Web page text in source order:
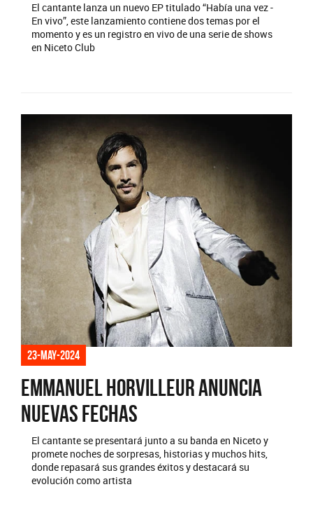
El cantante lanza un nuevo EP titulado “Había una vez -
En vivo”, este lanzamiento contiene dos temas por el
momento y es un registro en vivo de una serie de shows
en Niceto Club
23-may-2024
Emmanuel Horvilleur anuncia
nuevas fechas
El cantante se presentará junto a su banda en Niceto y
promete noches de sorpresas, historias y muchos hits,
donde repasará sus grandes éxitos y destacará su
evolución como artista